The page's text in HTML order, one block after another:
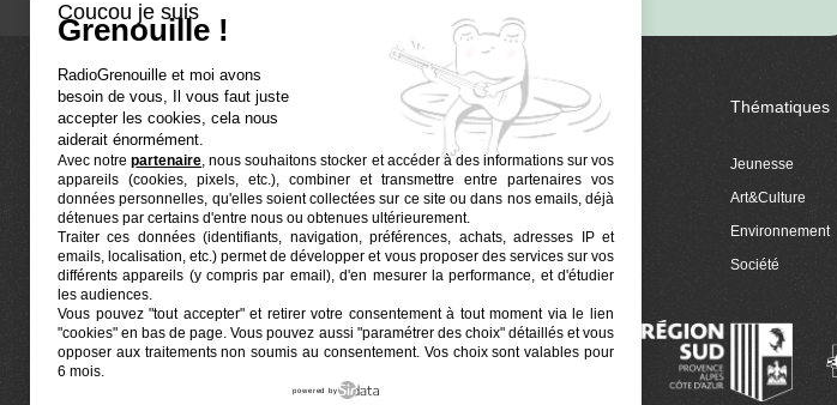
Euphonia est le partenaire producteur de Radio
Grenouille, radio associative marseillaise.
Locaux situés à la Friche Belle de Mai
41, rue Jobin — 13003 Marseille
La radio
Ré-écouter
Actualités
Programmation
Grenouille Euphonia
Thématiques
Jeunesse
Art&Culture
Environnement
Société
Coucou je suis
Grenouille !
RadioGrenouille et moi avons
besoin de vous, Il vous faut juste
accepter les cookies, cela nous
aiderait énormément.
Avec notrepartenaire, nous souhaitons stocker et accéder à des informations sur vos
appareils (cookies, pixels, etc.), combiner et transmettre entre partenaires vos
données personnelles, qu'elles soient collectées sur ce site ou dans nos emails, déjà
détenues par certains d'entre nous ou obtenues ultérieurement.
Traiter ces données (identifiants, navigation, préférences, achats, adresses IP et
emails, localisation, etc.) permet de développer et vous proposer des services sur vos
différents appareils (y compris par email), d'en mesurer la performance, et d'étudier
les audiences.
Vous pouvez "tout accepter" et retirer votre consentement à tout moment via le lien
"cookies" en bas de page. Vous pouvez aussi "paramétrer des choix" détaillés et vous
opposer aux traitements non soumis au consentement. Vos choix sont valables pour
6 mois.
powered by